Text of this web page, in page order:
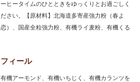
ーヒータイムのひとときをゆっくりとお過ごしく
ださい。【原材料】北海道多寄産強力粉（春よ
恋）、国産全粒強力粉、有機ライ麦粉、有機くる
フィール
有機アーモンド、有機いちじく、有機カランツを